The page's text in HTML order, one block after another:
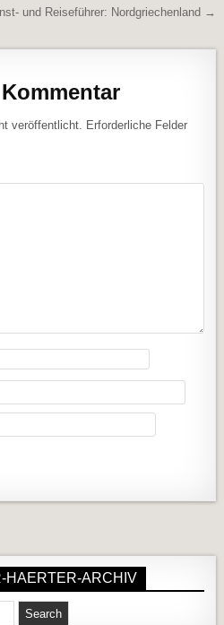
und Reiseführer: Nordgriechenland →
veröffentlicht.
Erforderliche Felder
HAERTER-ARCHIV